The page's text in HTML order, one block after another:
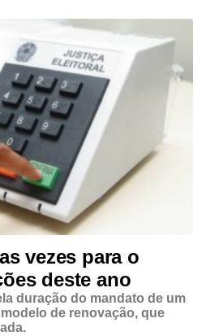
vezes para o
deste ano
duração do mandato de um
de renovação, que